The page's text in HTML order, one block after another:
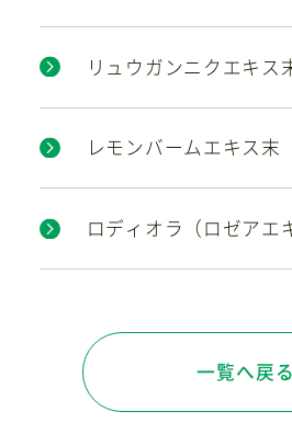
リュウガンニクエキス
レモンバームエキス末
ロディオラ（ロゼアエ
一覧へ戻る